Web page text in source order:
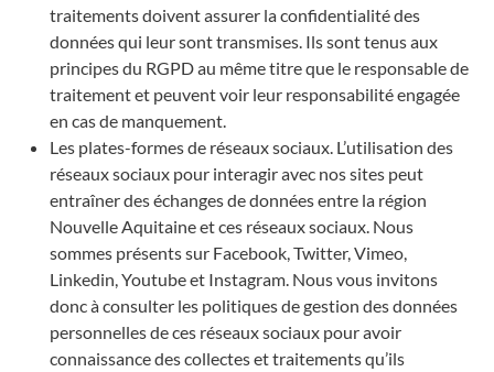
traitements doivent assurer la confidentialité des
données qui leur sont transmises. Ils sont tenus aux
principes du RGPD au même titre que le responsable de
traitement et peuvent voir leur responsabilité engagée
en cas de manquement.
Les plates-formes de réseaux sociaux. L’utilisation des
réseaux sociaux pour interagir avec nos sites peut
entraîner des échanges de données entre la région
Nouvelle Aquitaine et ces réseaux sociaux. Nous
sommes présents sur Facebook, Twitter, Vimeo,
Linkedin, Youtube et Instagram. Nous vous invitons
donc à consulter les politiques de gestion des données
personnelles de ces réseaux sociaux pour avoir
connaissance des collectes et traitements qu’ils